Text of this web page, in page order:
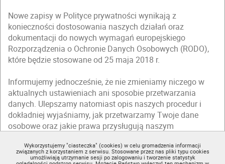
Wykorzystujemy "ciasteczka" (cookies) w celu gromadzenia informacji
związanych z korzystaniem z serwisu. Stosowane przez nas pliki typu cookies
umożliwiają utrzymanie sesji po zalogowaniu i tworzenie statystyk
Nowe zapisy w Polityce prywatności wynikają z
konieczności dostosowania naszych działań oraz
dokumentacji do nowych wymagań europejskiego
Rozporządzenia o Ochronie Danych Osobowych (RODO),
które będzie stosowane od 25 maja 2018 r.
Informujemy jednocześnie, że nie zmieniamy niczego w
aktualnych ustawieniach ani sposobie przetwarzania
danych. Ulepszamy natomiast opis naszych procedur i
dokładniej wyjaśniamy, jak przetwarzamy Twoje dane
osobowe oraz jakie prawa przysługują naszym
Zapraszamy Cię do zapoznania się ze zmienionąPolityką